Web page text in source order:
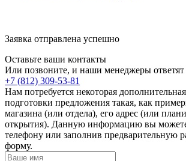
Заявка отправлена успешно
Оставьте ваши контакты
Или позвоните, и наши менеджеры ответят
+7 (812) 309-53-81
Нам потребуется некоторая
подготовки предложения такая, как
магазина (или отдела), его адрес (или
открытия). Данную информацию вы
телефону или заполнив предварительную
форму.